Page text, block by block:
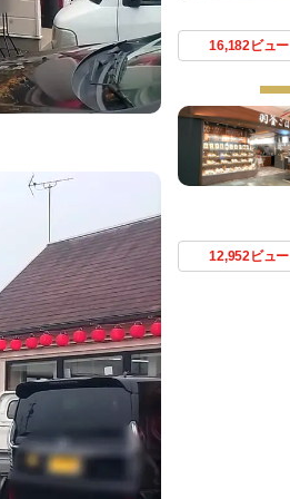
16,182ビュー
12,952ビュー